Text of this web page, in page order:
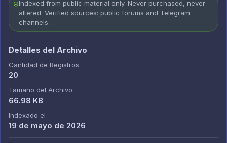
Indexed from public material only. Never purchased, never
altered. Verified sources: public forums and Telegram
channels.
Detalles del Archivo
Cantidad de Registros
20
Tamaño del Archivo
66.98 KB
Indexado el
19 de mayo de 2026